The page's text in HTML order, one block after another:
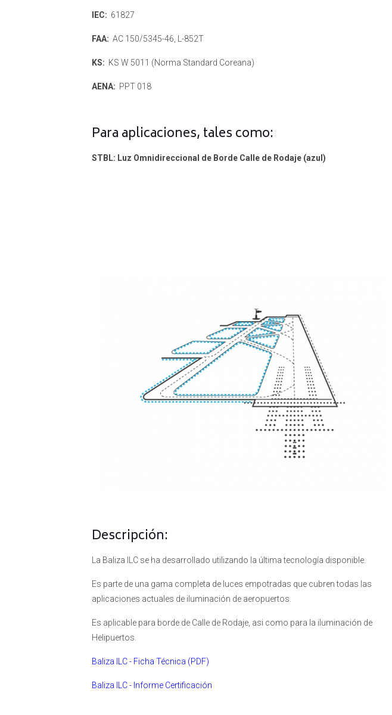
IEC: 61827
FAA: AC 150/5345-46, L-852T
KS: KS W 5011 (Norma Standard Coreana)
AENA: PPT 018
Para aplicaciones, tales como:
STBL: Luz Omnidireccional de Borde Calle de Rodaje (azul)
Descripción:
La Baliza ILC se ha desarrollado utilizando la última tecnología disponible.
Es parte de una gama completa de luces empotradas que cubren todas las
aplicaciones actuales de iluminación de aeropuertos.
Es aplicable para borde de Calle de Rodaje, asi como para la iluminación de
Helipuertos.
Baliza ILC - Ficha Técnica (PDF)
Baliza ILC - Informe Certificación